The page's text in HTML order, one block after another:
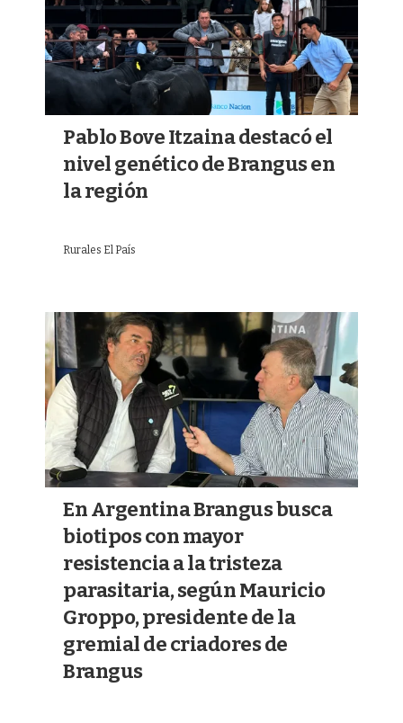
Pablo Bove Itzaina destacó el
nivel genético de Brangus en
la región
Rurales El País
En Argentina Brangus busca
biotipos con mayor
resistencia a la tristeza
parasitaria, según Mauricio
Groppo, presidente de la
gremial de criadores de
Brangus